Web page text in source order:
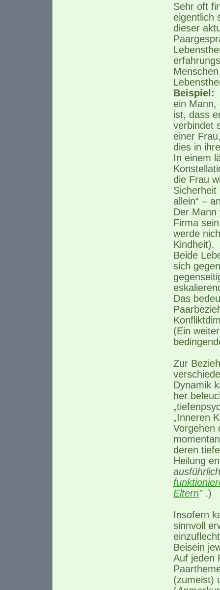
Sehr oft
eigentlich
dieser
Beispiel:
ein Mann,
ist, dass
verbindet
einer
dies in
In einem
die Frau
Sicherheit
allein“ –
Der Mann
Firma
werde
Kindheit).
Beide
sich
Das
(Ein
Zur
Dynamik
her
„Inneren
Vorgehen
deren
Heilung
Eltern" .)
Insofern
sinnvoll
Beisein
Auf jeden
(zumeist)